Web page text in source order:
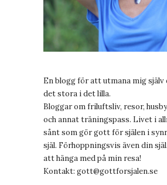
En blogg för att utmana mig
det stora i det lilla.
Bloggar om friluftsliv, resor,
och annat träningspass. Livet i
sånt som gör gott för själen i
själ. Förhoppningsvis även din
att hänga med på min resa!
Kontakt: gott@gottforsjalen.se